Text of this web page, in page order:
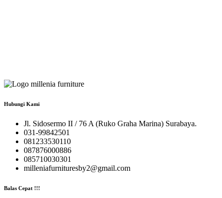
Hubungi Kami
Jl. Sidosermo II / 76 A (Ruko Graha Marina) Surabaya.
031-99842501
081233530110
087876000886
085710030301
milleniafurnituresby2@gmail.com
Balas Cepat !!!